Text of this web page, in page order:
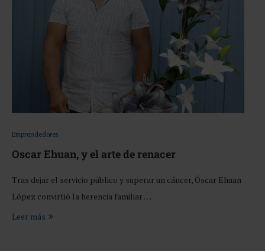
Emprendedores
Oscar Ehuan, y el arte de renacer
Tras dejar el servicio público y superar un cáncer, Óscar Ehuan
López convirtió la herencia familiar …
Leer más